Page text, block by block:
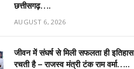
छत्तीसगढ़….
AUGUST 6, 2026
जीवन में संघर्ष से मिली सफलता ही इतिहास
रचती है – राजस्व मंत्री टंक राम वर्मा…..